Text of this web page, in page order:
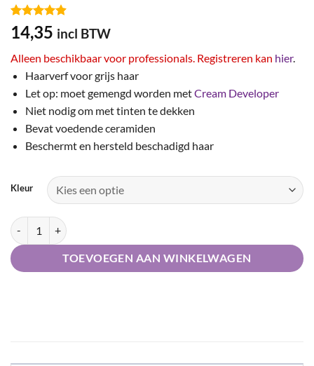
Gewaardeerd
4.87op 5
op
52
klant
waarderingen
14,35 incl BTW
Alleen beschikbaar voor professionals. Registreren kan hier.
Haarverf voor grijs haar
Let op: moet gemengd worden metCream Developer
Niet nodig om met tinten te dekken
Bevat voedende ceramiden
Beschermt en hersteld beschadigd haar
Kleur
Keune Tinta Ultimate Cover aantal
TOEVOEGEN AAN WINKELWAGEN